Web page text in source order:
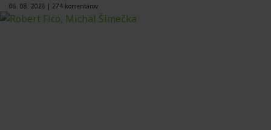
06. 08. 2026 | 274 komentárov